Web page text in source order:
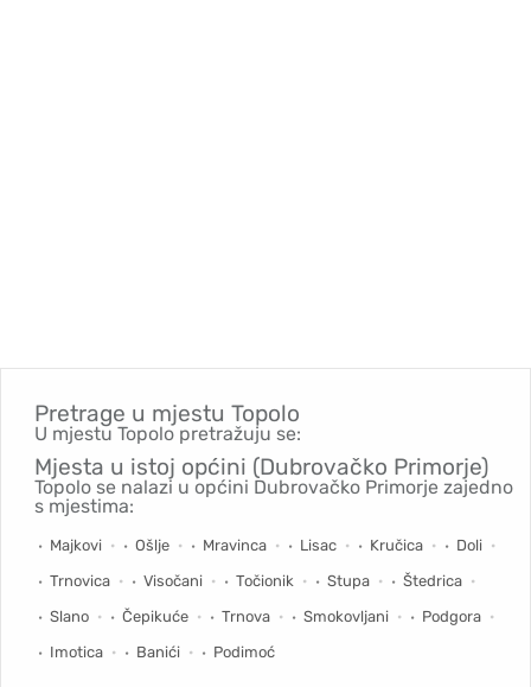
Pretrage u mjestu Topolo
U mjestu Topolo pretražuju se:
Mjesta u istoj općini (Dubrovačko Primorje)
Topolo se nalazi u općini Dubrovačko Primorje zajedno
s mjestima:
Majkovi Ošlje Mravinca Lisac Kručica
Doli
Trnovica
Visočani Točionik Stupa
Štedrica
Slano
Čepikuće Trnova Smokovljani
Podgora
Imotica
Banići Podimoć